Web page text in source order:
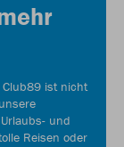
Club89 ist nicht
und
Reisen oder